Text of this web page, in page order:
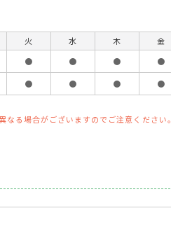
火 水 木 金
● ● ● ●
● ● ● ●
る場合がございますのでご注意ください。